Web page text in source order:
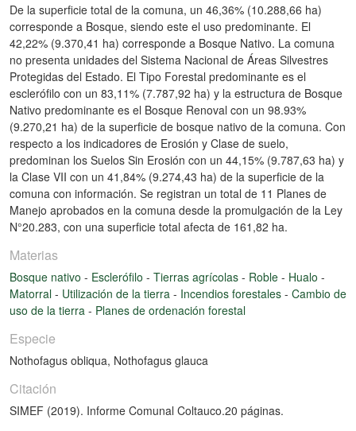
De la superficie total de la comuna, un 46,36% (10.288,66 ha)
corresponde a Bosque, siendo este el uso predominante. El
42,22% (9.370,41 ha) corresponde a Bosque Nativo. La comuna
no presenta unidades del Sistema Nacional de Áreas Silvestres
Protegidas del Estado. El Tipo Forestal predominante es el
esclerófilo con un 83,11% (7.787,92 ha) y la estructura de Bosque
Nativo predominante es el Bosque Renoval con un 98.93%
(9.270,21 ha) de la superficie de bosque nativo de la comuna. Con
respecto a los indicadores de Erosión y Clase de suelo,
predominan los Suelos Sin Erosión con un 44,15% (9.787,63 ha) y
la Clase VII con un 41,84% (9.274,43 ha) de la superficie de la
comuna con información. Se registran un total de 11 Planes de
Manejo aprobados en la comuna desde la promulgación de la Ley
N°20.283, con una superficie total afecta de 161,82 ha.
Materias
Bosque nativo - Esclerófilo - Tierras agrícolas - Roble - Hualo -
Matorral - Utilización de la tierra - Incendios forestales - Cambio de
uso de la tierra - Planes de ordenación forestal
Especie
Nothofagus obliqua, Nothofagus glauca
Citación
SIMEF (2019). Informe Comunal Coltauco.20 páginas.